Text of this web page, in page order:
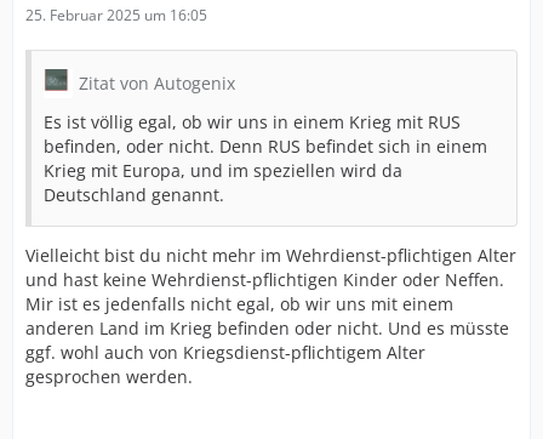
25. Februar 2025 um 16:05
Zitat von Autogenix
Es ist völlig egal, ob wir uns in einem Krieg mit RUS
befinden, oder nicht. Denn RUS befindet sich in einem
Krieg mit Europa, und im speziellen wird da
Deutschland genannt.
Vielleicht bist du nicht mehr im Wehrdienst-pflichtigen Alter
und hast keine Wehrdienst-pflichtigen Kinder oder Neffen.
Mir ist es jedenfalls nicht egal, ob wir uns mit einem
anderen Land im Krieg befinden oder nicht. Und es müsste
ggf. wohl auch von Kriegsdienst-pflichtigem Alter
gesprochen werden.